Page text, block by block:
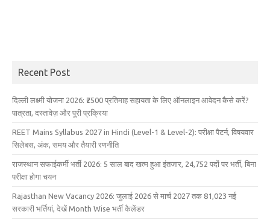
Recent Post
दिल्ली लक्ष्मी योजना 2026: ₹2500 प्रतिमाह सहायता के लिए ऑनलाइन आवेदन कैसे करें?
पात्रता, दस्तावेज़ और पूरी प्रक्रिया
REET Mains Syllabus 2027 in Hindi (Level-1 & Level-2): परीक्षा पैटर्न, विषयवार
सिलेबस, अंक, समय और तैयारी रणनीति
राजस्थान सफाईकर्मी भर्ती 2026: 5 साल बाद खत्म हुआ इंतजार, 24,752 पदों पर भर्ती, बिना
परीक्षा होगा चयन
Rajasthan New Vacancy 2026: जुलाई 2026 से मार्च 2027 तक 81,023 नई
सरकारी भर्तियां, देखें Month Wise भर्ती कैलेंडर